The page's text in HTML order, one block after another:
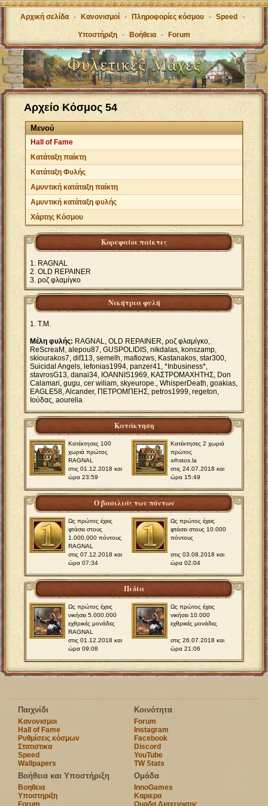
Αρχική σελίδα - Κανονισμοί - Πληροφορίες κόσμου - Speed -
Υποστήριξη - Βοήθεια - Forum
Αρχείο Κόσμος 54
Μενού
Hall of Fame
Κατάταξη παίκτη
Κατάταξη Φυλής
Αμυντική κατάταξη παίκτη
Αμυντική κατάταξη φυλής
Χάρτης Κόσμου
Κορυφαίοι παίκτες
RAGNAL
OLD REPAINER
ροζ φλαμίγκο
Νικήτρια φυλή
T.M.
Μέλη φυλής: RAGNAL, OLD REPAINER, ροζ φλαμίγκο,
ReScreaM, alepou87, GUSPOLIDIS, nikdalas, konszamp,
skiourakos7, dif113, semelh, mafiozws, Kastanakos, star300,
Suicidal Angels, lefonias1994, panzer41, *Inbusiness*,
stavrosG13, danai34, IOANNIS1969, ΚΑΣΤΡΟΜΑΧΗΤΗΣ, Don
Calamari, gugu, cer wiliam, skyeurope., WhisperDeath, goakias,
EAGLE58, Alcander, ΠΕΤΡΟΜΠΕΗΣ, petros1999, regeton,
Ιούδας, aourelia
Κατάκτηση
Κατέκτησες 100
χωριά πρώτος
RAGNAL
στις 01.12.2018 και
ώρα 23:59
Κατέκτησες 2 χωριά
πρώτος
xrhstos.la
στις 24.07.2018 και
ώρα 15:49
Ο βασιλιάς των πόντων
Ως πρώτος έχεις
φτάσει στους
1.000.000 πόντους
RAGNAL
στις 07.12.2018 και
ώρα 07:34
Ως πρώτος έχεις
φτάσει στους 10.000
πόντους
στις 03.08.2018 και
ώρα 02:04
Πεδία
Ως πρώτος έχεις
νικήσει 5.000.000
εχθρικές μονάδες
RAGNAL
στις 01.12.2018 και
ώρα 09:08
Ως πρώτος έχεις
νικήσει 10.000
εχθρικές μονάδες
στις 26.07.2018 και
ώρα 21:06
Παιχνίδι
Κανονισμοι
Hall of Fame
Ρυθμίσεις κόσμων
Στατιστικα
Speed
Wallpapers
Κοινότητα
Forum
Instagram
Facebook
Discord
YouTube
TW Stats
Βοήθεια και Υποστήριξη
Βοηθεια
Υποστηριξη
Ομάδα
InnoGames
Καριερα